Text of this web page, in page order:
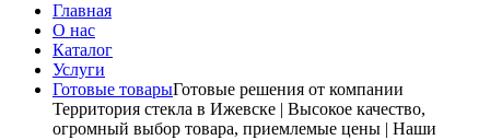
Главная
О нас
Каталог
Услуги
Готовые товарыГотовые решения от компании
Территория стекла в Ижевске | Высокое качество,
огромный выбор товара, приемлемые цены | Наши